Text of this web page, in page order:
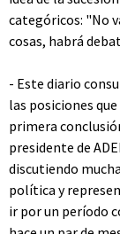
categóricos: "No
cosas, habrá
- Este diario
las posiciones
primera
presidente de
discutiendo
política y
ir por un período